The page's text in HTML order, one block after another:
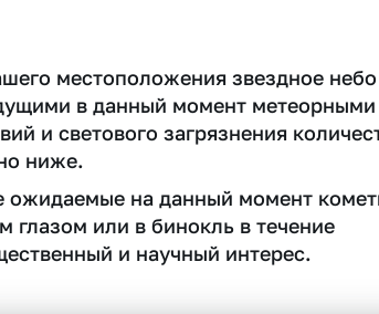
местоположения звездное
в данный момент метеорными
и светового загрязнения
ниже.
ожидаемые на данный момент
или в бинокль в течение
и научный интерес.